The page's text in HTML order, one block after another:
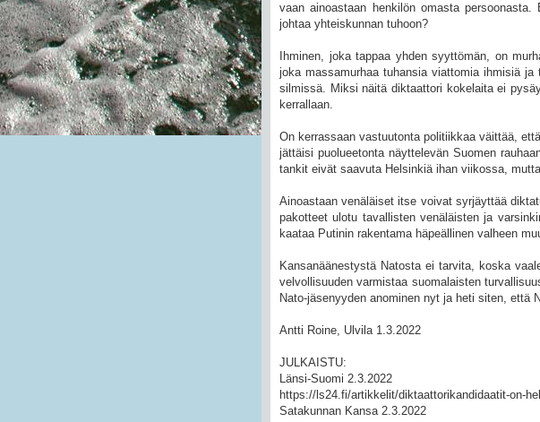
vaan ainoastaan henkilön omasta
johtaa yhteiskunnan tuhoon?
Ihminen, joka tappaa yhden syyttömän, on
joka massamurhaa tuhansia viattomia ihmisiä
silmissä. Miksi näitä diktaattori kokelaita ei
kerrallaan.
On kerrassaan vastuutonta politiikkaa väittää,
jättäisi puolueetonta näyttelevän Suomen
tankit eivät saavuta Helsinkiä ihan viikossa,
Ainoastaan venäläiset itse voivat syrjäyttää
pakotteet ulotu tavallisten venäläisten ja
kaataa Putinin rakentama häpeällinen valheen
Kansanäänestystä Natosta ei tarvita, koska
velvollisuuden varmistaa suomalaisten
Nato-jäsenyyden anominen nyt ja heti siten, että
Antti Roine, Ulvila 1.3.2022
JULKAISTU:
Länsi-Suomi 2.3.2022
https://ls24.fi/artikkelit/diktaattorikandidaatit-on-
Satakunnan Kansa 2.3.2022